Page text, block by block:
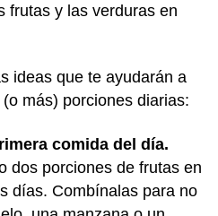
frutas y las verduras en
ideas que te ayudarán a
más) porciones diarias:
comida del día.
dos porciones de frutas en
días. Combínalas para no